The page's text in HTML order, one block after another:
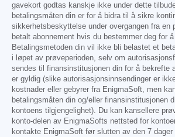
gavekort godtas kanskje ikke under dette
betalingsmåten din er for å bidra til å sikre
sikkerhetsbeskyttelse under overgangen fra en
betalt abonnement hvis du bestemmer deg for
Betalingsmetoden din vil ikke bli belastet et
i løpet av prøveperioden, selv om
sendes til finansinstitusjonen din for å bekrefte
er gyldig (slike autorisasjonsinnsendinger er
kostnader eller gebyrer fra EnigmaSoft, men
betalingsmåten din og/eller finansinstitusjonen
kontoens tilgjengelighet). Du kan kansellere
konto-delen av EnigmaSofts nettsted for
kontakte EnigmaSoft før slutten av den 7 dager